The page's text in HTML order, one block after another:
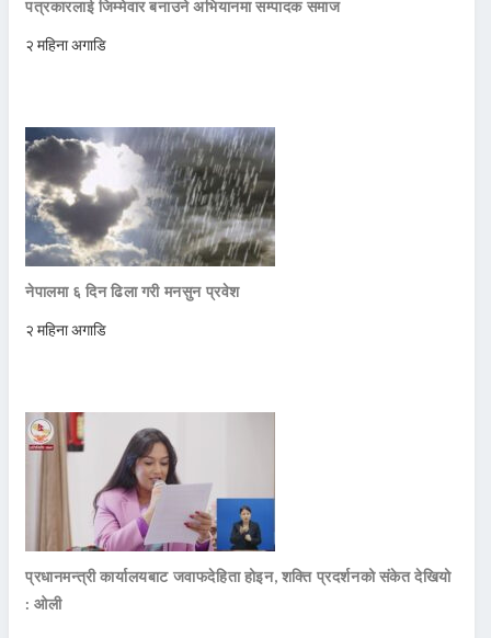
पत्रकारलाई जिम्मेवार बनाउने अभियानमा सम्पादक समाज
२ महिना अगाडि
नेपालमा ६ दिन ढिला गरी मनसुन प्रवेश
२ महिना अगाडि
प्रधानमन्त्री कार्यालयबाट जवाफदेहिता होइन, शक्ति प्रदर्शनको संकेत देखियो
: ओली